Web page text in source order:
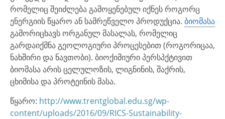
რომელიც შეიძლება გამოყენებულ იქნეს როგორც
ენერგიის წყარო ან სამრეწველო პროდუქცია. ბიომასა
გამორიცხავს ორგანულ მასალას, რომელიც
გარდაიქმნა გეოლოგიური პროცესებით (როგორიცაა,
ნახშირი და ნავთობი). ბიოქიმიური პერსპქტივით
ბიომასა არის ცელულოზის, ლიგნინის, შაქრის,
ცხიმისა და პროტეინის მასა.
წყარო: http://www.trentglobal.edu.sg/wp-
content/uploads/2016/09/RICS-Sustainability-